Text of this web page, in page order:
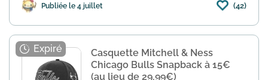
Publiée le 4 juillet (42)
Casquette Mitchell & Ness
Chicago Bulls Snapback à 15€
(au lieu de 29,99€)